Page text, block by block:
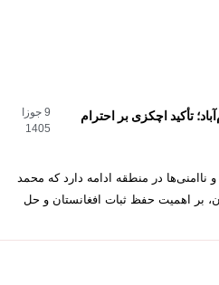
تأکید اچکزی بر احترام
9 جوزا
1405
ناامنی‌ها در منطقه ادامه دارد که محمد
بر اهمیت حفظ ثبات افغانستان و حل